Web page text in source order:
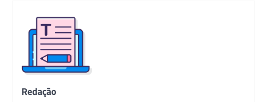
Redação